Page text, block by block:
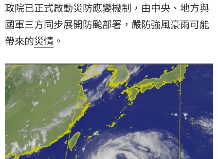
政院已正式啟動災防應變機制，由中央、地方與
國軍三方同步展開防颱部署，嚴防強風豪雨可能
帶來的災情 。